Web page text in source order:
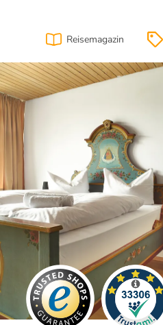
Reisemagazin